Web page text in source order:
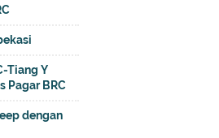
Tiang Y
Pagar BRC
dengan